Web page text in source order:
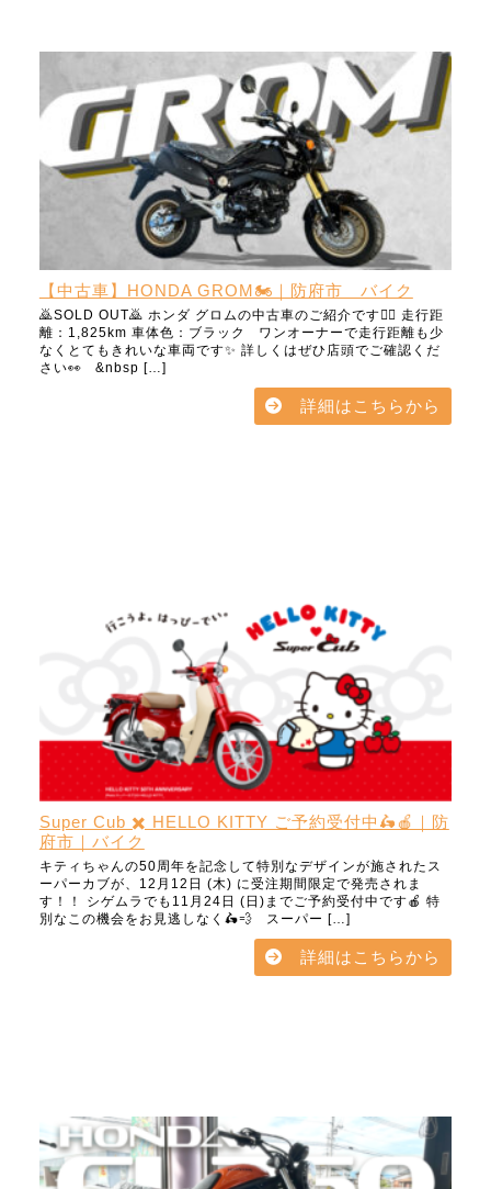
【中古車】HONDA GROM🏍️｜防府市 バイク
🙇SOLD OUT🙇 ホンダ グロムの中古車のご紹介です💁‍♀️ 走行距
離：1,825km 車体色：ブラック ワンオーナーで走行距離も少
なくとてもきれいな車両です✨ 詳しくはぜひ店頭でご確認くだ
さい👀 &nbsp […]
詳細はこちらから
Super Cub ✖️ HELLO KITTY ご予約受付中🛵🍎｜防
府市｜バイク
キティちゃんの50周年を記念して特別なデザインが施されたス
ーパーカブが、12月12日 (木) に受注期間限定で発売されま
す！！ シゲムラでも11月24日 (日)までご予約受付中です🍎 特
別なこの機会をお見逃しなく🛵💨 スーパー […]
詳細はこちらから